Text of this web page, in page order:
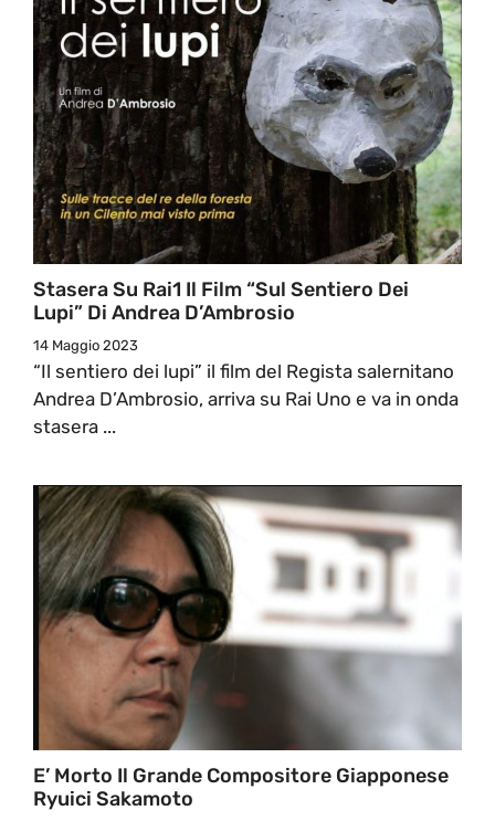
Stasera Su Rai1 Il Film “Sul Sentiero Dei
Lupi” Di Andrea D’Ambrosio
14 Maggio 2023
“Il sentiero dei lupi” il film del Regista salernitano
Andrea D’Ambrosio, arriva su Rai Uno e va in onda
stasera ...
E’ Morto Il Grande Compositore Giapponese
Ryuici Sakamoto